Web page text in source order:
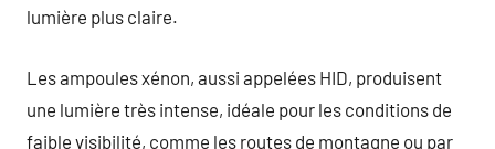
lumière plus claire.
Les ampoules xénon, aussi appelées HID, produisent
une lumière très intense, idéale pour les conditions de
faible visibilité, comme les routes de montagne ou par